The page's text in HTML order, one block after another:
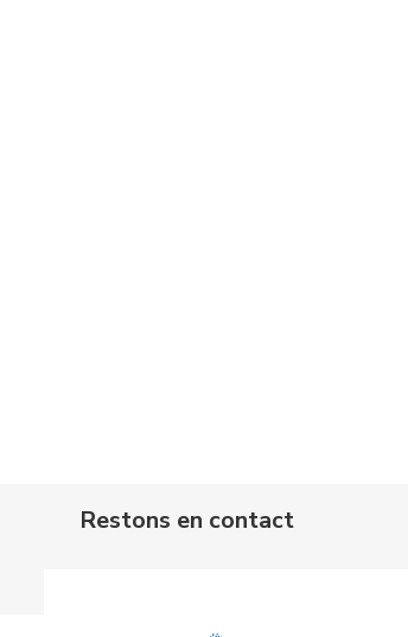
Restons en contact
Passer [Cocoon] Custom HTML